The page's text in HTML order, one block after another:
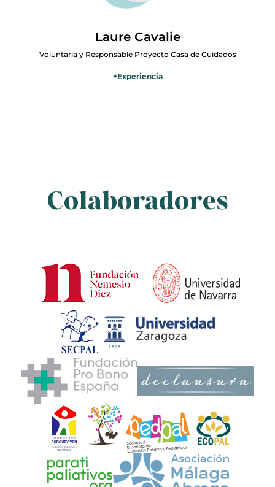
Laure Cavalie
Voluntaria y Responsable Proyecto Casa de Cuidados
+Experiencia
Colaboradores